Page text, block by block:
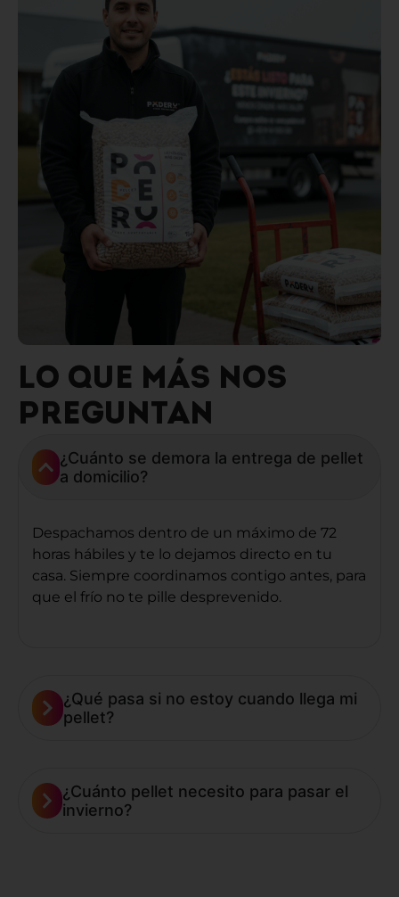
LO QUE MÁS NOS
PREGUNTAN
¿Cuánto se demora la entrega de pellet
a domicilio?
Despachamos dentro de un máximo de 72
horas hábiles y te lo dejamos directo en tu
casa. Siempre coordinamos contigo antes, para
que el frío no te pille desprevenido.
¿Qué pasa si no estoy cuando llega mi
pellet?
¿Cuánto pellet necesito para pasar el
invierno?